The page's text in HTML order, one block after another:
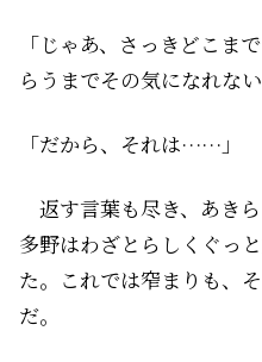
「じゃあ、さっきどこ
らうまでその気になれない
「だから、それは……」
返す言葉も尽き、あき
多野はわざとらしくぐっ
た。これでは窄まりも、
だ。